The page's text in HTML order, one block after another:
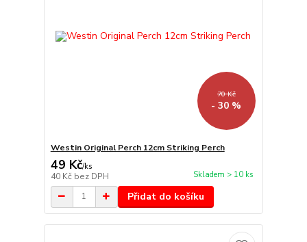
70 Kč
- 30 %
Westin Original Perch 12cm Striking Perch
49 Kč/ks
40 Kč bez DPH Skladem > 10 ks
Přidat do košíku